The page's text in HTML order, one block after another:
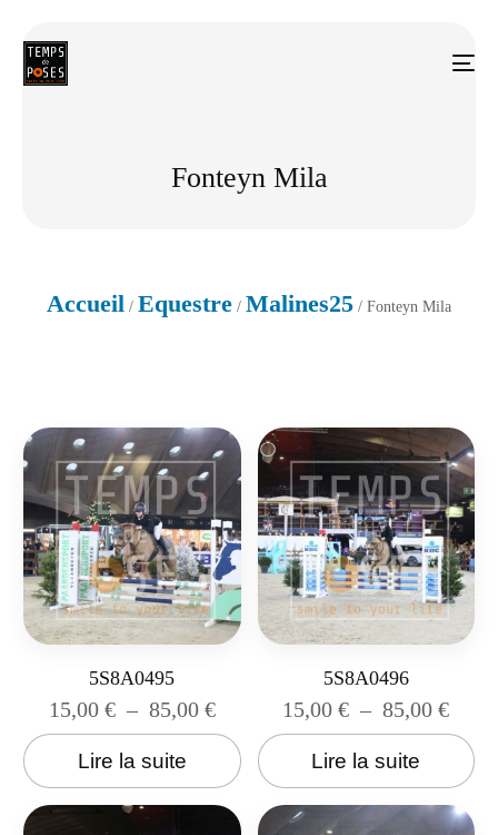
Fonteyn Mila
Accueil / Equestre / Malines25 / Fonteyn Mila
5S8A0495
15,00 € – 85,00 €
Lire la suite
5S8A0496
15,00€ – 85,00€
Lire la suite